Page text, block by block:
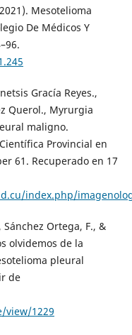
Mesotelioma
De Médicos Y
Gracía Reyes.,
Querol., Myrurgia
maligno.
Provincial en
61. Recuperado en 17
index.php/
Sánchez Ortega, F., &
olvidemos de la
pleural
de
view/1229